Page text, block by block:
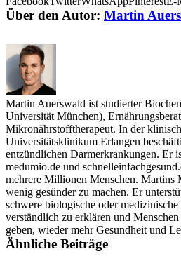
Über den Autor: Martin
Martin Auerswald ist studierter
Universität München),
Mikronährstofftherapeut. In der
Universitätsklinikum Erlangen
entzündlichen Darmerkrankungen. Er
medumio.de und
mehrere Millionen Menschen. Martins
wenig gesünder zu machen. Er
schwere biologische oder
verständlich zu erklären und
geben, wieder mehr Gesundheit und
Ähnliche Beiträge